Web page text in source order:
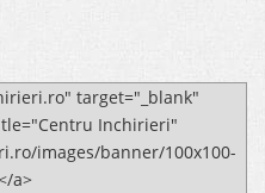
target="_blank"
Inchirieri"
images/banner/100x100-
a>